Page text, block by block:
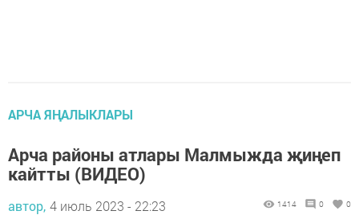
АРЧА ЯҢАЛЫКЛАРЫ
Арча районы атлары Малмыжда җиңеп
кайтты (ВИДЕО)
автор, 4 июль 2023 - 22:23 1414 0 0